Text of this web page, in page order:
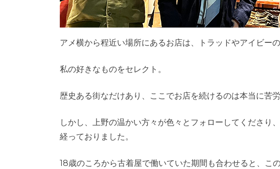
アメ横から程近い場所にあるお店は、トラッドやアイビー
私の好きなものをセレクト。
歴史ある街なだけあり、ここでお店を続けるのは本当に苦
しかし、上野の温かい方々が色々とフォローしてくださり
経っておりました。
18歳のころから古着屋で働いていた期間も合わせると、この